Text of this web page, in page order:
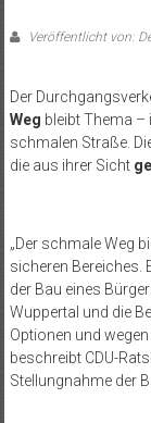
Veröffentlicht von:
Der
Weg bleibt Thema –
schmalen Straße.
die aus ihrer Sicht
„Der schmale Weg
sicheren Bereiches.
der Bau eines
Wuppertal und die
Optionen und
beschreibt CDU-
Stellungnahme der